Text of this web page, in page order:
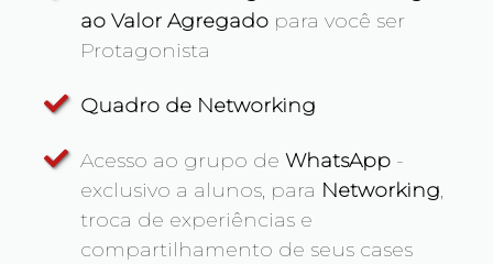
ao Valor Agregadopara você ser
Protagonista
Quadro de Networking
Acesso ao grupo de WhatsApp-
exclusivo a alunos, para Networking,
troca de experiências e
compartilhamento de seus cases